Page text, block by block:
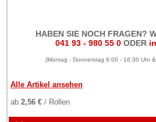
HABEN SIE NOCH FRAGEN?
041 93 - 980 55 0 ODER
(Montag - Donnerstag 8:00 - 16:30 Uhr
Alle Artikel ansehen
ab 2,56 € / Rollen